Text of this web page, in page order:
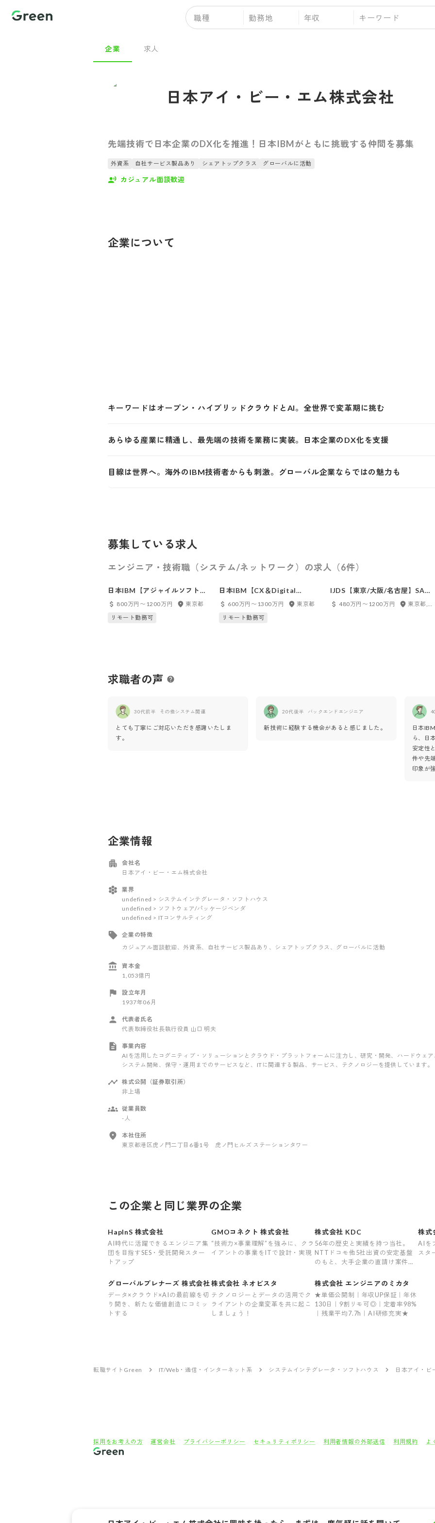
職種 勤務地 年収
企業 求人
日本アイ・ビー・エム株式会社
先端技術で日本企業のDX化を推進！日本IBMがともに挑戦する仲間を募集
外資系 自社サービス製品あり シェアトップクラス グローバルに活動
カジュアル面談歓迎
企業について
キーワードはオープン・ハイブリッドクラウドとAI。全世界で変革期に挑む
あらゆる産業に精通し、最先端の技術を業務に実装。日本企業のDX化を支援
目線は世界へ。海外のIBM技術者からも刺激。グローバル企業ならではの魅力も
募集している求人
エンジニア・技術職（システム/ネットワーク）の求人（6件）
日本IBM【アジャイルソフトウ
ェアエンジニア】
800万円〜1200万円
東京都
リモート勤務可
日本IBM【CX＆Digital
Commerce システムアーキテ
600万円〜1300万円
東京都
リモート勤務可
IJDS【東京/大阪/名古屋】SAP
コンサルタント・開発リーダー
480万円〜1200万円 東京都, 千葉県, 愛知県, 大阪府, 福岡県
求職者の声
30代前半 その他システム関連
とても丁寧にご対応いただき感謝いたしま
す。
20代後半 バックエンドエンジニア
新技術に経験する機会があると感じました。
日本
ら、日
安定性
件や先
印象が
企業情報
会社名
日本アイ・ビー・エム株式会社
業界
undefined > システムインテグレータ・ソフトハウス
undefined > ソフトウェア/パッケージベンダ
undefined > ITコンサルティング
企業の特徴
カジュアル面談歓迎、外資系、自社サービス製品あり 、シェアトップクラス 、グローバルに活動
資本金
1,053億円
設立年月
1937年06月
代表者氏名
代表取締役社長執行役員 山口 明夫
事業内容
AIを活用したコグニティブ・ソリューションとクラウド・プラットフォームに注力し、研究・開発、ハードウェ
システム開発、保守・運用までのサービスなど、ITに関連する製品、サービス、テクノロジーを提供しています。
株式公開（証券取引所）
非上場
従業員数
-人
本社住所
東京都港区虎ノ門二丁目6番1号 虎ノ門ヒルズ ステーションタワー
この企業と同じ業界の企業
HapInS 株式会社
AI時代に活躍できるエンジニア集
団を目指すSES・受託開発スター
トアップ
GMOコネクト 株式会社
“技術力×事業理解”を強みに、クラ
イアントの事業をITで設計・実現
株式会社 KDC
56年の歴史と実績を持つ当社。
NTTドコモ他5社出資の安定基盤
のもと、大手企業の直請け案件を
けています。
株式
AIを
スタ
グローバルプレナーズ 株式会社
データ×クラウド×AIの最前線を切
り開き、新たな価値創造にコミッ
トする
株式会社 ネオビスタ
テクノロジーとデータの活用でク
ライアントの企業変革を共に起こ
しましょう！
株式会社 エンジニアのミカタ
★単価公開制｜年収UP保証｜年休
130日｜9割リモ可◎｜定着率98%
｜残業平均7.7h｜AI研修充実★
転職サイトGreen IT/Web・通信・インターネット系 システムインテグレータ・ソフトハウス 日本アイ・ビ
採用をお考えの方 運営会社 プライバシーポリシー セキュリティポリシー 利用者情報の外部送信 利用規約 よ